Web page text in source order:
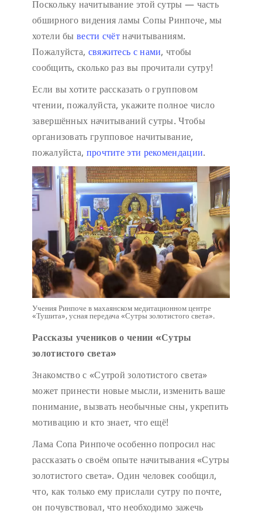
Поскольку начитывание этой сутры — часть
обширного видения ламы Сопы Ринпоче, мы
хотели бы вести счётначитываниям.
Пожалуйста, свяжитесь с нами, чтобы
сообщить, сколько раз вы прочитали сутру!
Если вы хотите рассказать о групповом
чтении, пожалуйста, укажите полное число
завершённых начитываний сутры. Чтобы
организовать групповое начитывание,
пожалуйста, прочтите эти рекомендации.
Учения Ринпоче в махаянском медитационном центре
«Тушита», усная передача «Сутры золотистого света».
Рассказы учеников о чении «Сутры
золотистого света»
Знакомство с «Сутрой золотистого света»
может принести новые мысли, изменить ваше
понимание, вызвать необычные сны, укрепить
мотивацию и кто знает, что ещё!
Лама Сопа Ринпоче особенно попросил нас
рассказать о своём опыте начитывания «Сутры
золотистого света». Один человек сообщил,
что, как только ему прислали сутру по почте,
он почувствовал, что необходимо зажечь